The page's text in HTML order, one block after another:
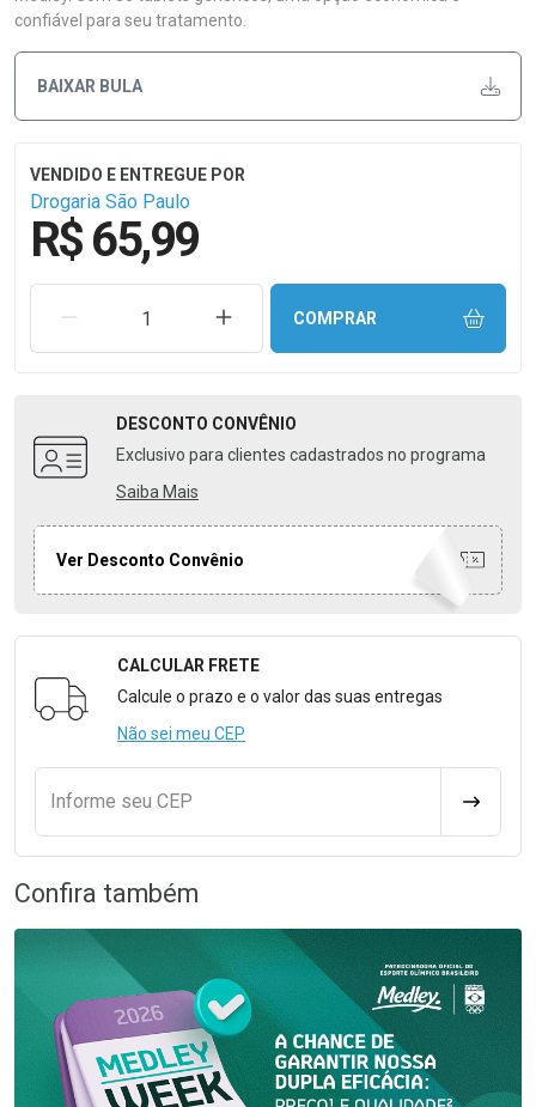
confiável para seu tratamento.
BAIXAR BULA
Drogaria São Paulo
R$ 65,99
REMOVER UMA UNIDADEAUMENTAR UMA UNIDADE
COMPRAR
DESCONTO CONVÊNIO
Exclusivo para clientes cadastrados no programa
Saiba Mais
Ver Desconto Convênio
Formulário para Calcular o Frete
CALCULAR FRETE
Calcule o prazo e o valor das suas entregas
Não sei meu CEP
Informe seu CEP
Confira também